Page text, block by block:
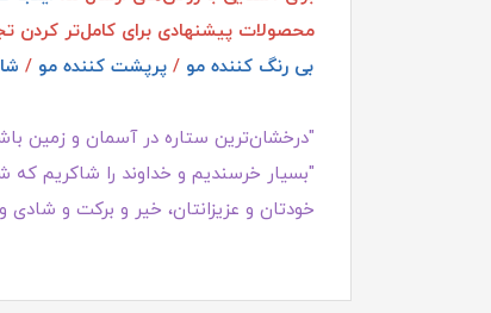
محصولات پیشنهادی برای کامل‌تر کردن
بی رنگ کننده مو / پرپشت کننده مو /
"درخشان‌ترین ستاره در آسمان و زمین
"بسیار خرسندیم و خداوند را شاکریم که
خودتان و عزیزانتان، خیر و برکت و شادی